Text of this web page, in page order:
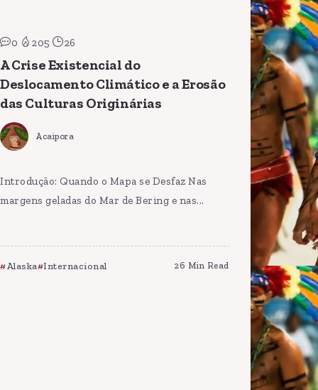
0 205 26
A Crise Existencial do
Deslocamento Climático e a Erosão
das Culturas Originárias
Acaipora
Introdução: Quando o Mapa se Desfaz Nas
margens geladas do Mar de Bering e nas...
Alaska Internacional 26 Min Read